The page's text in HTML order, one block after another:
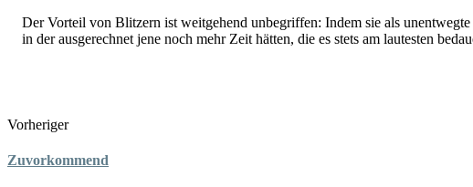
Der Vorteil von Blitzern ist weitgehend unbegriffen: Indem sie als
in der ausgerechnet jene noch mehr Zeit hätten, die es stets am lautesten
Vorheriger
Zuvorkommend